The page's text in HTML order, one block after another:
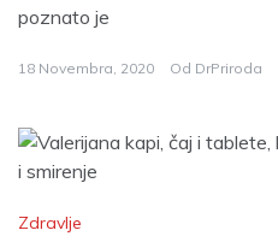
poznato je
18 Novembra, 2020 Od DrPriroda
Zdravlje